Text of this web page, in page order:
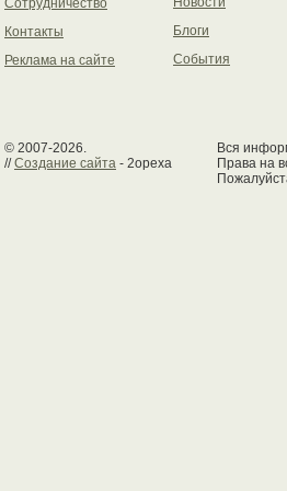
Сотрудничество
Контакты
Реклама на сайте
Блоги
События
© 2007-2026.
//Создание сайта - 2opexa
Вся
Права на